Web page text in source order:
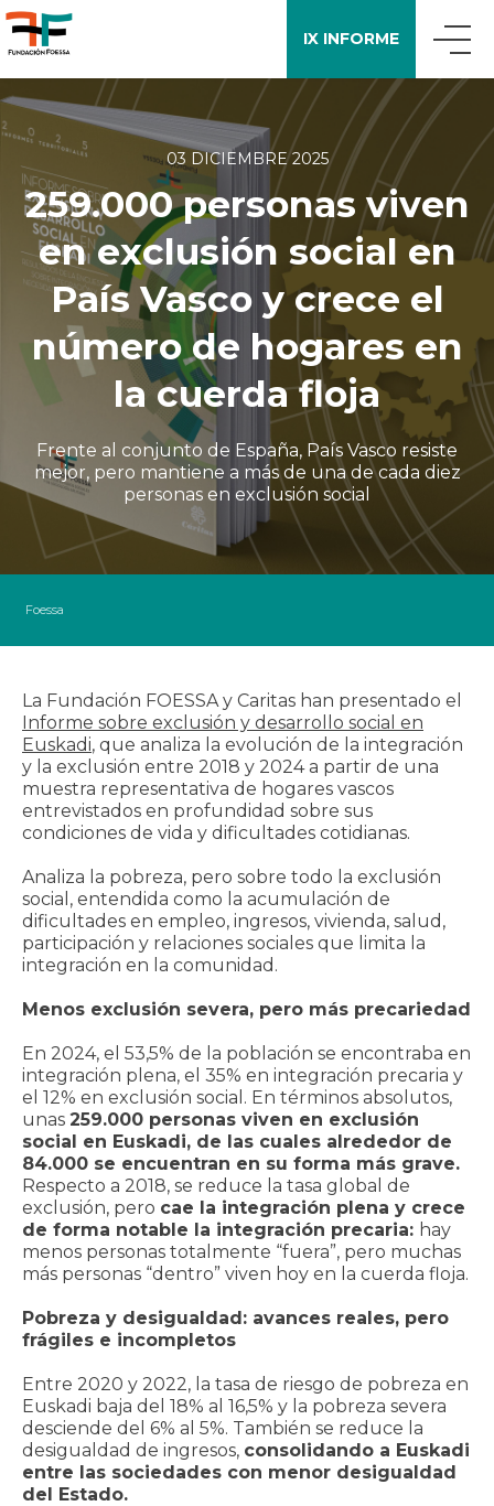
IX INFORME
QUIÉNES SOMOS
QUÉ DECIMOS
APOYO A LA INVESTIGACIÓN
ENCUESTA FOESSA
PUBLICACIONES
IX INFORME
03 DICIEMBRE 2025
259.000 personas viven
en exclusión social en
País Vasco y crece el
número de hogares en
la cuerda floja
Frente al conjunto de España, País Vasco resiste
mejor, pero mantiene a más de una de cada diez
personas en exclusión social
Foessa
La Fundación FOESSA y Caritas han presentado el
Informe sobre exclusión y desarrollo social en
Euskadi, que analiza la evolución de la integración
y la exclusión entre 2018 y 2024 a partir de una
muestra representativa de hogares vascos
entrevistados en profundidad sobre sus
condiciones de vida y dificultades cotidianas.
Analiza la pobreza, pero sobre todo la exclusión
social, entendida como la acumulación de
dificultades en empleo, ingresos, vivienda, salud,
participación y relaciones sociales que limita la
integración en la comunidad.
Menos exclusión severa, pero más precariedad
En 2024, el 53,5% de la población se encontraba en
integración plena, el 35% en integración precaria y
el 12% en exclusión social. En términos absolutos,
unas 259.000 personas viven en exclusión
social en Euskadi, de las cuales alrededor de
84.000 se encuentran en su forma más grave.
Respecto a 2018, se reduce la tasa global de
exclusión, pero cae la integración plena y crece
de forma notable la integración precaria: hay
menos personas totalmente “fuera”, pero muchas
más personas “dentro” viven hoy en la cuerda floja.
Pobreza y desigualdad: avances reales, pero
frágiles e incompletos
Entre 2020 y 2022, la tasa de riesgo de pobreza en
Euskadi baja del 18% al 16,5% y la pobreza severa
desciende del 6% al 5%. También se reduce la
desigualdad de ingresos, consolidando a Euskadi
entre las sociedades con menor desigualdad
del Estado.